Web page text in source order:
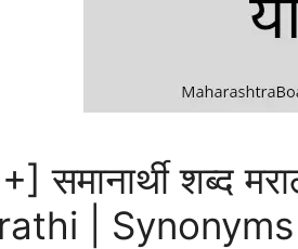
समानार्थी शब्द
|